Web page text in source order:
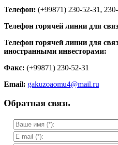
Телефон: (+99871) 230-52-31,
Телефон горячей линии для
Телефон горячей линии для
иностранными инвесторами:
Факс: (+99871) 230-52-31
Email: gakuzoaomu4@mail.ru
Обратная связь